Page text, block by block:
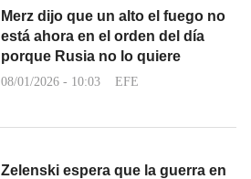
Merz dijo que un alto el fuego no
está ahora en el orden del día
porque Rusia no lo quiere
08/01/2026 - 10:03 EFE
Zelenski espera que la guerra en